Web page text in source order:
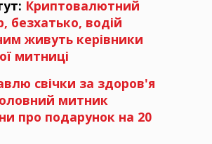
Криптовалютний
безхатько, водій
живуть керівники
митниці
свічки за здоров'я
митник
про подарунок на 20